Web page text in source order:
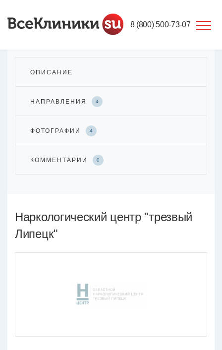
8 (800) 500-73-07
ОПИСАНИЕ
НАПРАВЛЕНИЯ 4
ФОТОГРАФИИ 4
КОММЕНТАРИИ 0
Наркологический центр "трезвый
Липецк"